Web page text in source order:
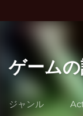
ゲーム
ジャンル ジ